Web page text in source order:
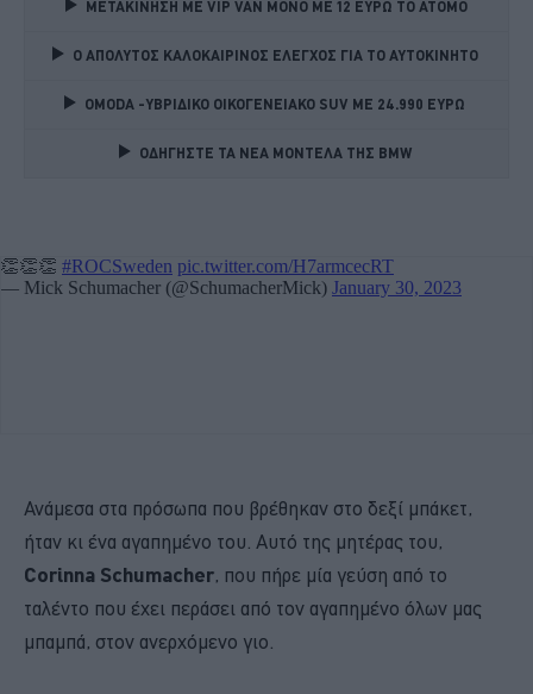
ΜΕΤΑΚΙΝΗΣΗ ΜΕ VIP VAN ΜΟΝΟ ΜΕ 12 ΕΥΡΩ ΤΟ ΑΤΟΜΟ
Ο ΑΠΟΛΥΤΟΣ ΚΑΛΟΚΑΙΡΙΝΟΣ ΕΛΕΓΧΟΣ ΓΙΑ ΤΟ ΑΥΤΟΚΙΝΗΤΟ
OMODA -ΥΒΡΙΔΙΚΟ ΟΙΚΟΓΕΝΕΙΑΚΟ SUV ME 24.990 ΕΥΡΩ
ΟΔΗΓΗΣΤΕ ΤΑ ΝΕΑ ΜΟΝΤΕΛΑ ΤΗΣ BMW
Ανάμεσα στα πρόσωπα που βρέθηκαν στο δεξί μπάκετ,
ήταν κι ένα αγαπημένο του. Αυτό της μητέρας του,
Corinna Schumacher, που πήρε μία γεύση από το
ταλέντο που έχει περάσει από τον αγαπημένο όλων μας
μπαμπά, στον ανερχόμενο γιο.